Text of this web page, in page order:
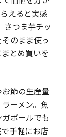
えると実感
さつま芋チッ
のまま使っ
とめ買いを
節の生産量
ーメン。魚
ポールでも
手軽にお店